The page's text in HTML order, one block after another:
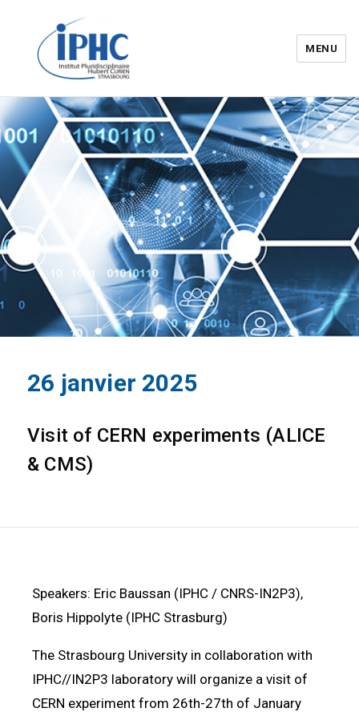
Institut pluridisciplinaire Hubert
Curien – IPHC
MENU
26 janvier 2025
Visit of CERN experiments (ALICE
& CMS)
Speakers: Eric Baussan (IPHC / CNRS-IN2P3),
Boris Hippolyte (IPHC Strasburg)
The Strasbourg University in collaboration with
IPHC//IN2P3 laboratory will organize a visit of
CERN experiment from 26th-27th of January